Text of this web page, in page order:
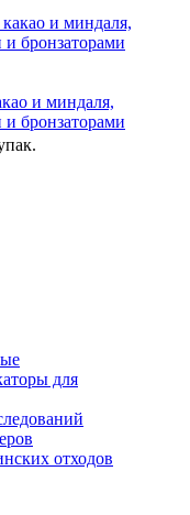
и миндаля,
бронзаторами
для
отходов